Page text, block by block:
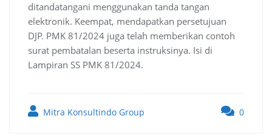
ditandatangani menggunakan tanda tangan
elektronik. Keempat, mendapatkan persetujuan
DJP. PMK 81/2024 juga telah memberikan contoh
surat pembatalan beserta instruksinya. Isi di
Lampiran SS PMK 81/2024.
Mitra Konsultindo Group 0